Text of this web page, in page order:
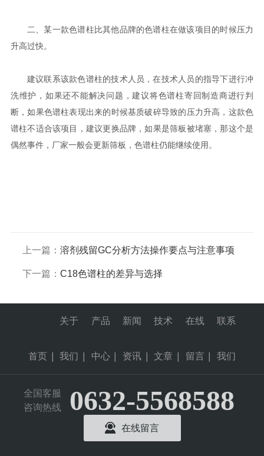
二、某一款色谱柱比其他品牌的色谱柱在做该项目的时候压力
升高过快。
建议联系该款色谱柱的技术人员，在技术人员的指导下进行冲
洗维护，如果还不能解决问题，建议将色谱柱寄回制造商进行判
断，如果色谱柱表现出来的时候基质破碎导致的压力升高，这款色
谱柱不适合该项目，建议更换品牌，如果是筛板被堵塞，那这个是
偶然事件，厂家一般会更新筛板，色谱柱仍能继续使用。
上一篇： 溶剂残留GC分析方法操作要点与注意事项
下一篇： C18色谱柱的差异与选择
首页
关于
我们
产品
中心
新闻
资讯
技术
文章
在线
留言
联系
我们
全国客服
咨询热线
0632-5568588
在线留言